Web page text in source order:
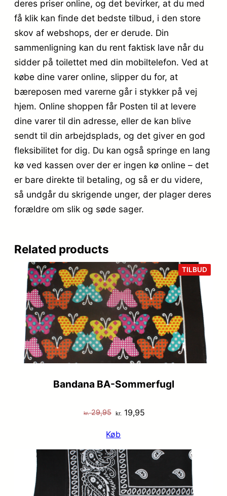
deres priser online, og det bevirker, at du med
få klik kan finde det bedste tilbud, i den store
skov af webshops, der er derude. Din
sammenligning kan du rent faktisk lave når du
sidder på toilettet med din mobiltelefon. Ved at
købe dine varer online, slipper du for, at
bæreposen med varerne går i stykker på vej
hjem. Online shoppen får Posten til at levere
dine varer til din adresse, eller de kan blive
sendt til din arbejdsplads, og det giver en god
fleksibilitet for dig. Du kan også springe en lang
kø ved kassen over der er ingen kø online – det
er bare direkte til betaling, og så er du videre,
så undgår du skrigende unger, der plager deres
forældre om slik og søde sager.
Related products
TILBUD
PÅ
Bandana BA-Sommerfugl
kr.29,95 Den
pris
var:
kr. 29,95.
kr. 19,95
er:
kr. 19,95.
Køb